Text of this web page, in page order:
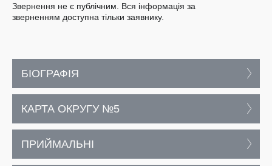
Звернення не є публічним. Вся інформація за
зверненням доступна тільки заявнику.
БІОГРАФІЯ
КАРТА ОКРУГУ №5
ПРИЙМАЛЬНІ